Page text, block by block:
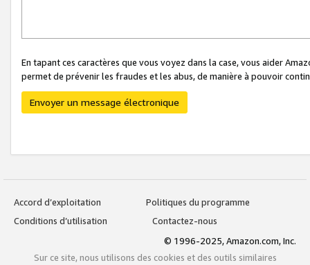
En tapant ces caractères que vous voyez dans la case, vous aider
permet de prévenir les fraudes et les abus, de manière à pouvoir
Envoyer un message électronique
Accord d’exploitation
Politiques du programme
Conditions d’utilisation
Contactez-nous
© 1996-2025, Amazon.com, Inc.
Sur ce site, nous utilisons des cookies et des outils similaires